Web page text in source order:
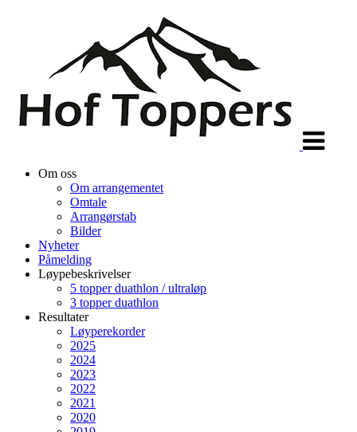
Om oss
Om arrangementet
Omtale
Arrangørstab
Bilder
Nyheter
Påmelding
Løypebeskrivelser
5 topper duathlon / ultraløp
3 topper duathlon
Resultater
Løyperekorder
2025
2024
2023
2022
2021
2020